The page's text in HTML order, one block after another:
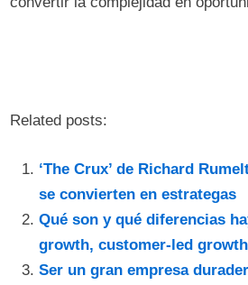
Related posts:
‘The Crux’ de Richard
se convierten en estrategas
Qué son y qué diferencias
growth, customer-led
Ser un gran empresa